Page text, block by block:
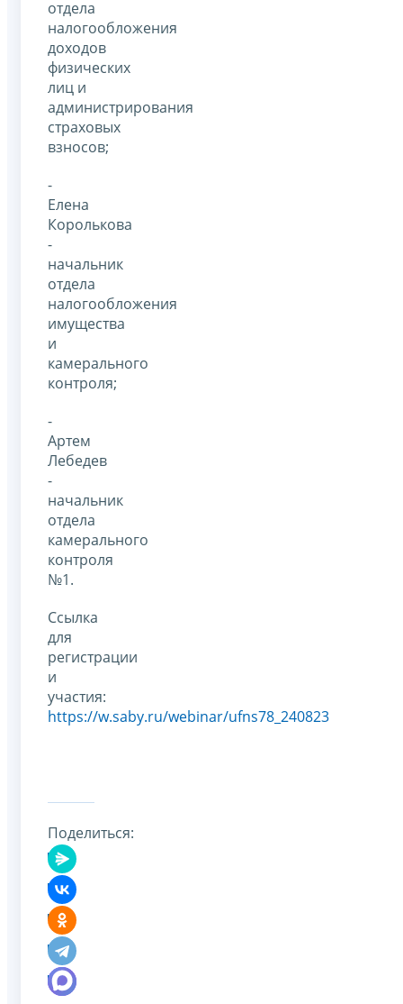
отдела
налогообложения
доходов
физических
лиц и
администрирования
страховых
взносов;
-
Елена
Королькова
-
начальник
отдела
налогообложения
имущества
и
камерального
контроля;
-
Артем
Лебедев
-
начальник
отдела
камерального
контроля
№1.
Ссылка
для
регистрации
и
участия:
https://w.saby.ru/webinar/ufns78_240823
Поделиться: